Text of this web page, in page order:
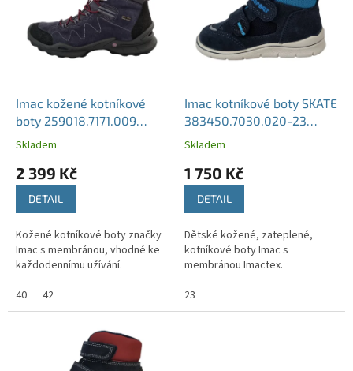
Imac kožené kotníkové
boty 259018.7171.009
modré
Skladem
2 399 Kč
DETAIL
Kožené kotníkové boty značky
Imac s membránou, vhodné ke
každodennímu užívání.
40
42
Imac kotníkové boty SKATE
383450.7030.020-23
modré
Skladem
1 750 Kč
DETAIL
Dětské kožené, zateplené,
kotníkové boty Imac s
membránou Imactex.
23